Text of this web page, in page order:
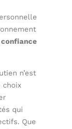
confiance
n’est
choix
qui
Que